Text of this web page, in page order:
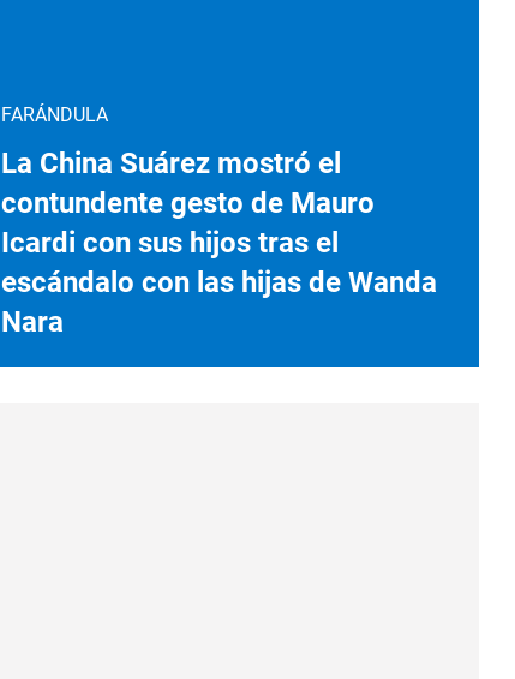
FARÁNDULA
La China Suárez mostró el
contundente gesto de Mauro
Icardi con sus hijos tras el
escándalo con las hijas de Wanda
Nara